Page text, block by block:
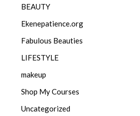
BEAUTY
Ekenepatience.org
Fabulous Beauties
LIFESTYLE
makeup
Shop My Courses
Uncategorized